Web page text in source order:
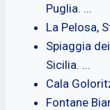
Puglia. ...
La Pelosa,
Spiaggia
Sicilia. ...
Cala
Fontane